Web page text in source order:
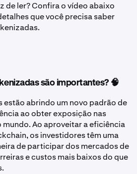
de ler? Confira o vídeo abaixo
que você precisa saber
são importantes? 🧠
estão abrindo um novo padrão de
ao obter exposição nas
mundo. Ao aproveitar a eficiência
os investidores têm uma
de participar dos mercados de
e custos mais baixos do que